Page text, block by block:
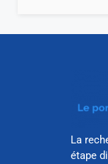
La
étape